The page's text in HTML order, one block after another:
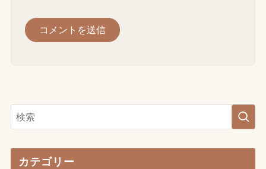
カテゴリー